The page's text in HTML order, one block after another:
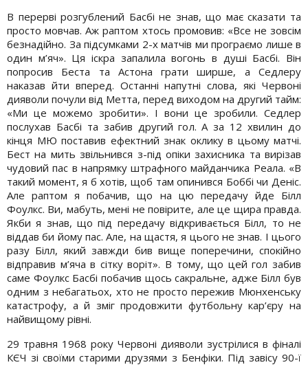
В перерві розгублений Басбі не знав, що має сказати та
просто мовчав. Аж раптом хтось промовив: «Все не зовсім
безнадійно. За підсумками 2-х матчів ми програємо лише в
один м’яч». Ця іскра запалила вогонь в душі Басбі. Він
попросив Беста та Астона грати ширше, а Седлеру
наказав йти вперед. Останні напутні слова, які Червоні
дияволи почули від Метта, перед виходом на другий тайм:
«Ми це можемо зробити». І вони це зробили. Седлер
послухав Басбі та забив другий гол. А за 12 хвилин до
кінця МЮ поставив ефектний знак оклику в цьому матчі.
Бест на мить звільнився з-під опіки захисника та вирізав
чудовий пас в напрямку штрафного майданчика Реала. «В
такий момент, я б хотів, щоб там опинився Боббі чи Деніс.
Але раптом я побачив, що на цю передачу йде Білл
Фоулкс. Ви, мабуть, мені не повірите, але це щира правда.
Якби я знав, що під передачу відкривається Білл, то не
віддав би йому пас. Але, на щастя, я цього не знав. І цього
разу Білл, який завжди бив вище поперечини, спокійно
відправив м’яча в сітку воріт». В тому, що цей гол забив
саме Фоулкс Басбі побачив щось сакральне, адже Білл був
одним з небагатьох, хто не просто пережив Мюнхенську
катастрофу, а й зміг продовжити футбольну кар’єру на
найвищому рівні.
29 травня 1968 року Червоні дияволи зустрілися в фіналі
КЄЧ зі своїми старими друзями з Бенфіки. Під завісу 90-ї